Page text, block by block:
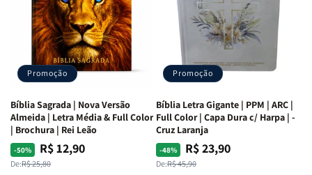
Isabelle
S.
Alves
|
Isabelle
S.
Alves
um
panorama
completo
dos
66
da
Bíblia
Equipe
teológica
-
um
panorama
completo
dos
da
Bíblia
Promoção
Bíblia Sagrada | Nova Versão
Almeida | Letra Média & Full Color
| Brochura | Rei Leão
-50%
Preço
normal
De:R$ 25,80
Preço
promocional
R$ 12,90
Promoção
Bíblia Letra Gigante | PPM | ARC |
Full Color | Capa Dura c/ Harpa | -
Cruz Laranja
-48%
Preço
normal
De:R$ 45,90
Preço
promocional
R$ 23,90